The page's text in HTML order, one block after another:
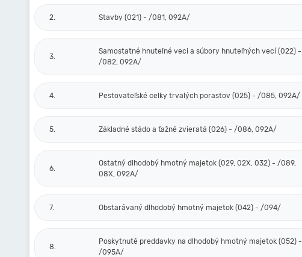
2. Stavby (021) - /081, 092A/
3.
Samostatné hnuteľné veci a súbory hnuteľných vecí (022) -
/082, 092A/
4. Pestovateľské celky trvalých porastov (025) - /085, 092A/
5. Základné stádo a ťažné zvieratá (026) - /086, 092A/
6.
Ostatný dlhodobý hmotný majetok (029, 02X, 032) - /089,
08X, 092A/
7. Obstarávaný dlhodobý hmotný majetok (042) - /094/
8.
Poskytnuté preddavky na dlhodobý hmotný majetok (052) -
/095A/